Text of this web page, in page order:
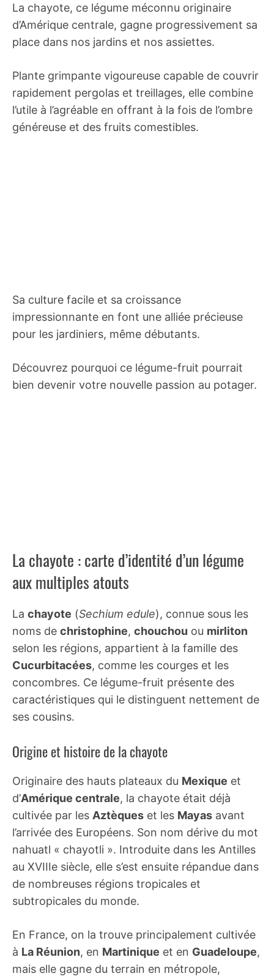
La chayote, ce légume méconnu originaire
d’Amérique centrale, gagne progressivement sa
place dans nos jardins et nos assiettes.
Plante grimpante vigoureuse capable de couvrir
rapidement pergolas et treillages, elle combine
l’utile à l’agréable en offrant à la fois de l’ombre
généreuse et des fruits comestibles.
Sa culture facile et sa croissance
impressionnante en font une alliée précieuse
pour les jardiniers, même débutants.
Découvrez pourquoi ce légume-fruit pourrait
bien devenir votre nouvelle passion au potager.
La chayote : carte d’identité d’un légume
aux multiples atouts
La chayote (Sechium edule), connue sous les
noms de christophine, chouchou ou mirliton
selon les régions, appartient à la famille des
Cucurbitacées, comme les courges et les
concombres. Ce légume-fruit présente des
caractéristiques qui le distinguent nettement de
ses cousins.
Origine et histoire de la chayote
Originaire des hauts plateaux du Mexique et
d’Amérique centrale, la chayote était déjà
cultivée par les Aztèques et les Mayas avant
l’arrivée des Européens. Son nom dérive du mot
nahuatl « chayotli ». Introduite dans les Antilles
au XVIIIe siècle, elle s’est ensuite répandue dans
de nombreuses régions tropicales et
subtropicales du monde.
En France, on la trouve principalement cultivée
à La Réunion, en Martinique et en Guadeloupe,
mais elle gagne du terrain en métropole,